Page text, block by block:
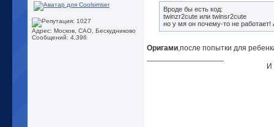
Адрес: Москов, САО, Бескудниково
Сообщений: 4,396
Вроде бы есть код:
twinzr2cute или twinsr2cute
но у мя он почему-то не работает!
Оригами,после попытки для
И